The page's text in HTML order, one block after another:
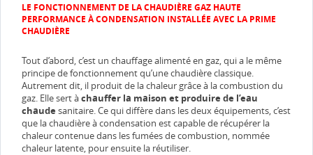
LE FONCTIONNEMENT DE LA CHAUDIÈRE GAZ HAUTE
PERFORMANCE À CONDENSATION INSTALLÉE AVEC LA PRIME
CHAUDIÈRE
Tout d’abord, c’est un chauffage alimenté en gaz, qui a le même
principe de fonctionnement qu’une chaudière classique.
Autrement dit, il produit de la chaleur grâce à la combustion du
gaz. Elle sert àchauffer la maison et produire de l’eau
chaude sanitaire. Ce qui diffère dans les deux équipements, c’est
que la chaudière à condensation est capable de récupérer la
chaleur contenue dans les fumées de combustion, nommée
chaleur latente, pour ensuite la réutiliser.